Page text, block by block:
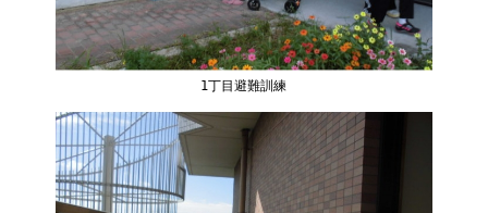
1丁目避難訓練